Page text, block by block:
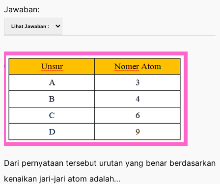
Jawaban:
Dari pernyataan tersebut urutan yang benar berdasarkan
kenaikan jari-jari atom adalah…